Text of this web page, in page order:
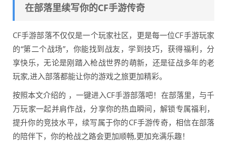
在部落里续写你的CF手游传奇
CF手游部落不仅仅是一个玩家社区，更是每一位CF手游玩家
的“第二个战场”，你能找到战友，学到技巧，获得福利，分
享快乐，无论是刚踏入枪战世界的萌新，还是征战多年的老
玩家,进入部落都能让你的游戏之旅更加精彩。
按照本文介绍的 ，一键进入CF手游部落吧！在部落里，与千
万玩家一起并肩作战，分享你的热血瞬间，解锁专属福利，
提升你的竞技水平，续写属于你的CF手游传奇，相信在部落
的陪伴下，你的枪战之路会更加顺畅,更加充满乐趣！